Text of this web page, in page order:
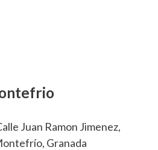
Juan Ramon Jimenez,
Granada